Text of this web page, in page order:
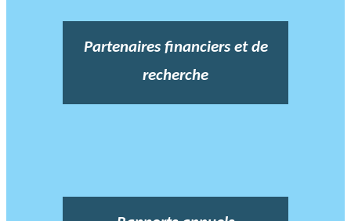
Partenaires financiers et de
recherche